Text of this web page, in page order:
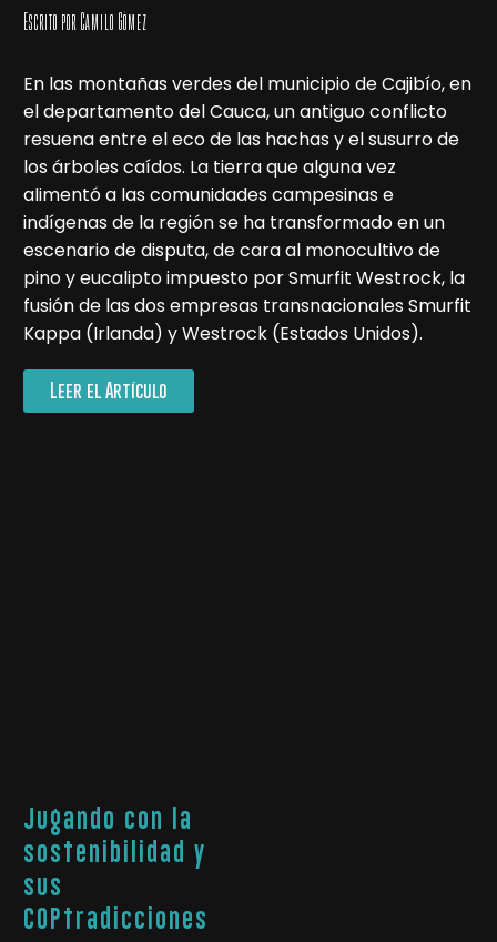
Escrito por Camilo Gómez
En las montañas verdes del municipio de Cajibío, en
el departamento del Cauca, un antiguo conflicto
resuena entre el eco de las hachas y el susurro de
los árboles caídos. La tierra que alguna vez
alimentó a las comunidades campesinas e
indígenas de la región se ha transformado en un
escenario de disputa, de cara al monocultivo de
pino y eucalipto impuesto por Smurfit Westrock, la
fusión de las dos empresas transnacionales Smurfit
Kappa (Irlanda) y Westrock (Estados Unidos).
Leer el Artículo
Jugando con la
sostenibilidad y
sus
COPtradicciones